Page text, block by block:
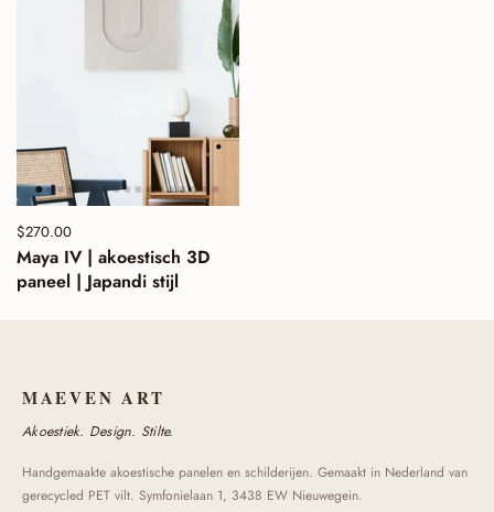
Prijs:
$270.00
Maya IV | akoestisch 3D
paneel | Japandi stijl
MAEVEN ART
Akoestiek. Design. Stilte.
Handgemaakte akoestische panelen en schilderijen. Gemaakt in Nederland van
gerecycled PET vilt. Symfonielaan 1, 3438 EW Nieuwegein.